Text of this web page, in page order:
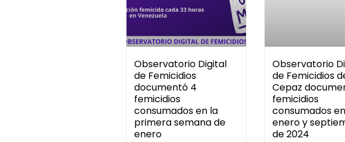
Observatorio Digital
de Femicidios
documentó 4
femicidios
consumados en la
primera semana de
enero
Observatorio
de Femicidios
Cepaz
femicidios
consumados
enero y
de 2024